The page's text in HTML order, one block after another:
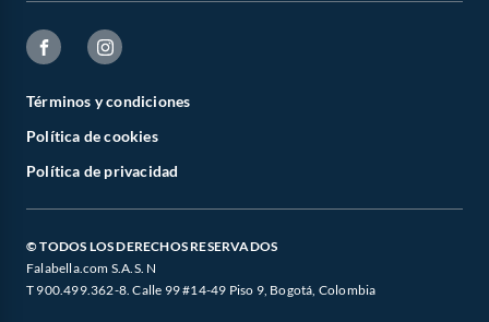
Términos y condiciones
Política de cookies
Política de privacidad
© TODOS LOS DERECHOS RESERVADOS
Falabella.com S.A.S. N
T 900.499.362-8. Calle 99 #14-49 Piso 9, Bogotá, Colombia